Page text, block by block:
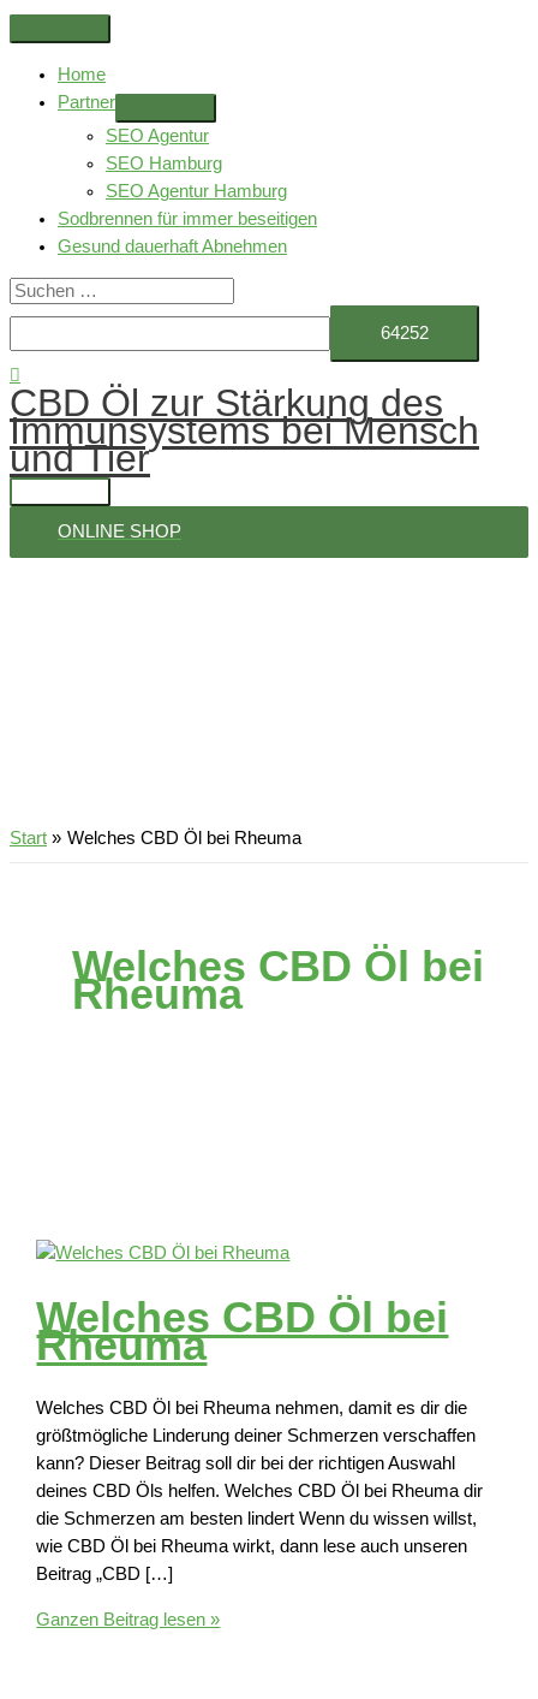
Zum
Inhalt
springen
Above
Header
Home
Partner
SEO Agentur
SEO Hamburg
SEO Agentur Hamburg
Sodbrennen für immer beseitigen
Gesund dauerhaft Abnehmen
Suchen
nach:
CBD Öl zur Stärkung des
Immunsystems bei Mensch
und Tier
Hauptmenü
ONLINE SHOP
Start Welches CBD Öl bei Rheuma
Welches CBD Öl bei
Rheuma
Welches CBD Öl bei
Rheuma
Welches CBD Öl bei Rheuma nehmen, damit es dir die
größtmögliche Linderung deiner Schmerzen verschaffen
kann? Dieser Beitrag soll dir bei der richtigen Auswahl
deines CBD Öls helfen. Welches CBD Öl bei Rheuma dir
die Schmerzen am besten lindert Wenn du wissen willst,
wie CBD Öl bei Rheuma wirkt, dann lese auch unseren
Beitrag „CBD […]
Welches
Ganzen Beitrag lesen »